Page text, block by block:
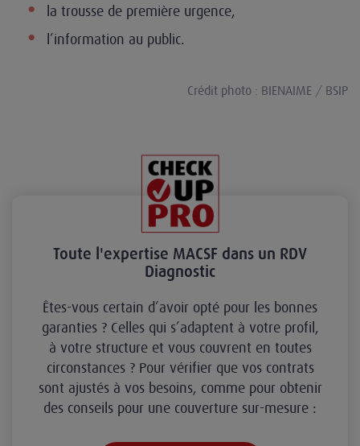
la trousse de première urgence,
l’information au public.
Crédit photo : BIENAIME / BSIP
Toute l'expertise MACSF dans un RDV
Diagnostic
Êtes-vous certain d’avoir opté pour les bonnes
garanties ? Celles qui s’adaptent à votre profil,
à votre structure et vous couvrent en toutes
circonstances ? Pour vérifier que vos contrats
sont ajustés à vos besoins, comme pour obtenir
des conseils pour une couverture sur-mesure :